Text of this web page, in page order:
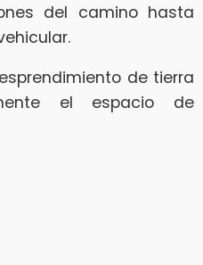
del camino hasta
de tierra
el espacio de